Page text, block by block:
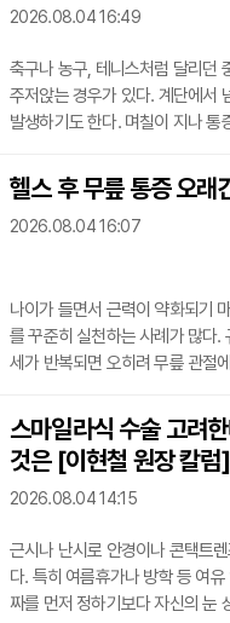
2026.08.04 16:49
축구나 농구, 테니스처럼 달리던
주저앉는 경우가 있다. 계단에서
발생하기도 한다. 며칠이 지나
서 서로 교차하며 허벅지뼈와 정
막는다. 전방십자인대는 정강이
정강이
헬스 후 무릎 통증 오래
2026.08.04 16:07
나이가 들면서 근력이 약화되기
를 꾸준히 실천하는 사례가 많다.
세가 반복되면 오히려 무릎 관절
골을 따라 움직이는데, 이 과정
으켜 연골이 약해지는 무릎 연골
트링의 균형이
스마일라식 수술 고려
것은 [이현철 원장 칼럼]
2026.08.04 14:15
근시나 난시로 안경이나 콘택트
다. 특히 여름휴가나 방학 등 여
짜를 먼저 정하기보다 자신의 눈